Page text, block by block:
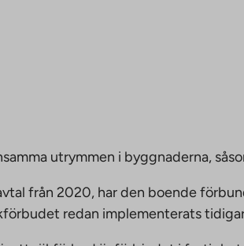
utrymmen i byggnaderna,
från 2020, har den boende
redan implementerats